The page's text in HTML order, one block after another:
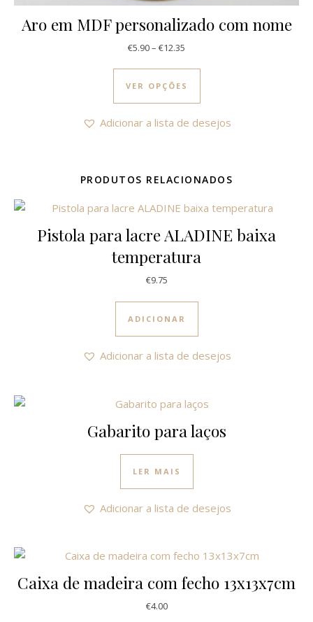
Aro em MDF personalizado com nome
€5.90– €12.35
VER OPÇÕES
This product has
Adicionar a lista de desejos
PRODUTOS RELACIONADOS
Pistola para lacre ALADINE baixa
temperatura
€9.75
ADICIONAR
Adicionar a lista de desejos
Gabarito para laços
LER MAIS
Adicionar a lista de desejos
Caixa de madeira com fecho 13x13x7cm
€4.00